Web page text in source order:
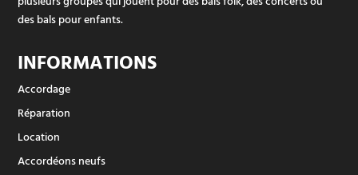
des bals pour enfants.
INFORMATIONS
Accordage
Réparation
Location
Accordéons neufs